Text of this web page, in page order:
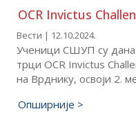
OCR Invictus
Вести | 12.10.2024.
Ученици СШУП су
трци OCR Invictus
на Врднику, освоји 2.
Опширније >